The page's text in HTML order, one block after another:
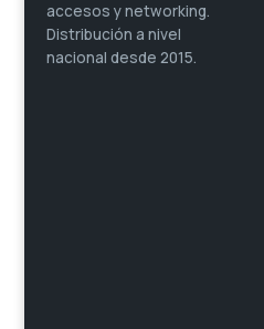
accesos y networking.
Distribución a nivel
nacional desde 2015.